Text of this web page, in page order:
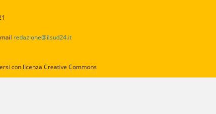
redazione@ilsud24.it
con licenza Creative Commons